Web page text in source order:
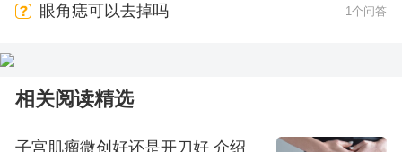
眼角痣可以去掉吗 1个问答
相关阅读精选
子宫肌瘤微创好还是开刀好 介绍